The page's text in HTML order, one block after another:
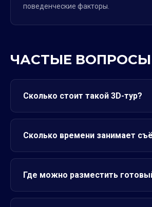
поведенческие факторы.
ЧАСТЫЕ ВОПРОСЫ
Сколько стоит такой 3D-тур?
Сколько времени занимает
Где можно разместить